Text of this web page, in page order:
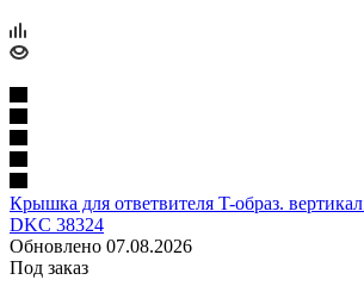
Крышка для ответвителя T-образ.
DKC 38324
Обновлено 07.08.2026
Под заказ